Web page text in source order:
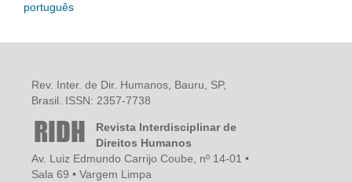
português
Rev. Inter. de Dir. Humanos, Bauru, SP,
Brasil. ISSN: 2357-7738
Revista Interdisciplinar de
Direitos Humanos
Av. Luiz Edmundo Carrijo Coube, nº 14-01 •
Sala 69 • Vargem Limpa